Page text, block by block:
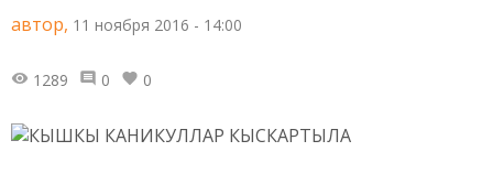
автор, 11 ноября 2016 - 14:00
1289 0 0